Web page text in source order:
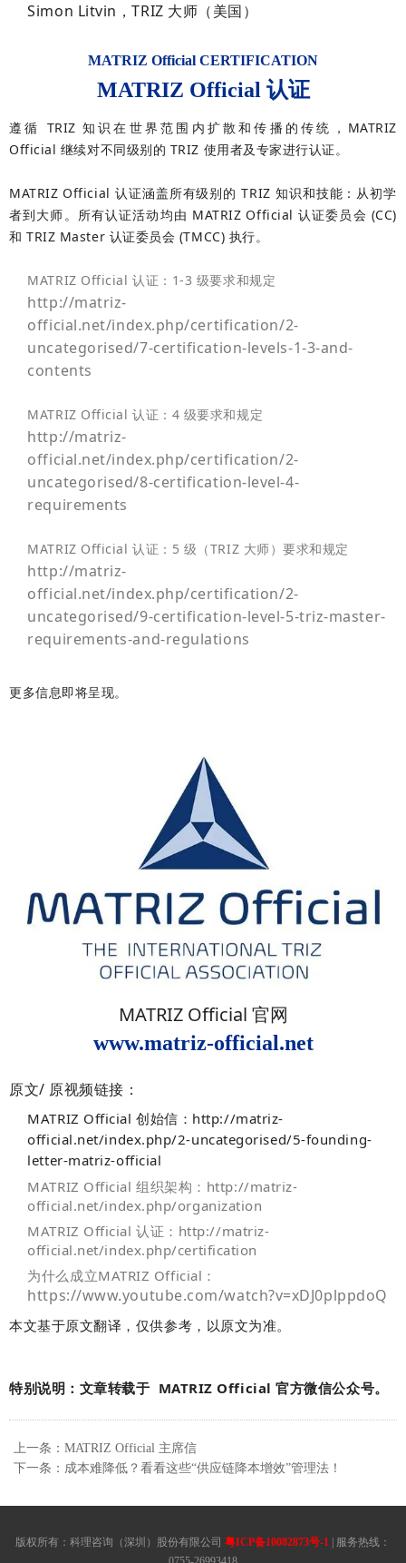
Simon Litvin，TRIZ 大师 （美国）
MATRIZ Official CERTIFICATION
MATRIZ Official 认证
遵循 TRIZ 知识在世界范围内扩散和传播的传统，MATRIZ
Official 继续对不同级别的 TRIZ 使用者及专家进行认证。
MATRIZ Official 认证涵盖所有级别的 TRIZ 知识和技能：从初学
者到大师。所有认证活动均由 MATRIZ Official 认证委员会 (CC)
和 TRIZ Master 认证委员会 (TMCC) 执行。
MATRIZ Official 认证：1-3 级要求和规定
http://matriz-
official.net/index.php/certification/2-
uncategorised/7-certification-levels-1-3-and-
contents
MATRIZ Official 认证：4 级要求和规定
http://matriz-
official.net/index.php/certification/2-
uncategorised/8-certification-level-4-
requirements
MATRIZ Official 认证：5 级（TRIZ 大师）要求和规定
http://matriz-
official.net/index.php/certification/2-
uncategorised/9-certification-level-5-triz-master-
requirements-and-regulations
更多信息即将呈现。
MATRIZ Official 官网
www.matriz-official.net
原文/ 原视频链接：
MATRIZ Official 创始信：http://matriz-
official.net/index.php/2-uncategorised/5-founding-
letter-matriz-official
MATRIZ Official 组织架构：http://matriz-
official.net/index.php/organization
MATRIZ Official 认证：http://matriz-
official.net/index.php/certification
为什么成立MATRIZ Official：
https://www.youtube.com/watch?v=xDJ0plppdoQ
本文基于原文翻译，仅供参考，以原文为准。
特别说明：文章转载于 MATRIZ Official 官方微信公众号。
上一条：MATRIZ Official 主席信
下一条：成本难降低？看看这些“供应链降本增效”管理法！
版权所有：科理咨询（深圳）股份有限公司 粤ICP备10082873号-1 | 服务热线：